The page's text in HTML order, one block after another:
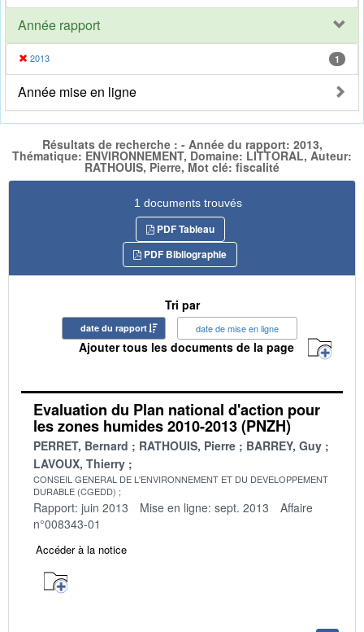
Année rapport
2013 1
Année mise en ligne
Résultats de recherche : - Année du rapport: 2013,
Thématique: ENVIRONNEMENT, Domaine: LITTORAL, Auteur:
RATHOUIS, Pierre, Mot clé: fiscalité
1 documents trouvés
PDF Tableau
PDF Bibliographie
Tri par
date du rapport date de mise en ligne
Ajouter tous les documents de la page
Evaluation du Plan national d'action pour
les zones humides 2010-2013 (PNZH)
PERRET, Bernard RATHOUIS, Pierre
BARREY, Guy
LAVOUX, Thierry
CONSEIL GENERAL DE L'ENVIRONNEMENT ET DU DEVELOPPEMENT
DURABLE (CGEDD)
Rapport: juin 2013 Mise en ligne: sept. 2013
Affaire
n°008343-01
Accéder à la notice